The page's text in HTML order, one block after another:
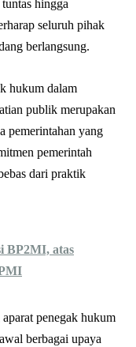
hingga
seluruh pihak
berlangsung.
hukum dalam
publik merupakan
pemerintahan yang
pemerintah
dari praktik
BP2MI, atas
penegak hukum
berbagai upaya